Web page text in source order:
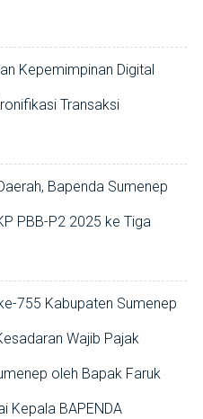
Kepemimpinan Digital
Transaksi
Bapenda Sumenep
PBB-P2 2025 ke Tiga
755 Kabupaten Sumenep
Wajib Pajak
oleh Bapak Faruk
Kepala BAPENDA